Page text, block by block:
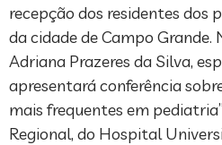
recepção dos residentes dos
da cidade de Campo Grande.
Adriana Prazeres da Silva,
apresentará conferência
mais frequentes em
Regional, do Hospital